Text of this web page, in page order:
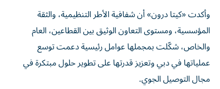
وأكدت «كيتا درون» أن شفافية الأطر التنظيمية، والثقة
المؤسسية، ومستوى التعاون الوثيق بين القطاعين، العام
والخاص، شكّلت بمجملها عوامل رئيسية دعمت توسع
عملياتها في دبي وتعزيز قدرتها على تطوير حلول مبتكرة في
مجال التوصيل الجوي.